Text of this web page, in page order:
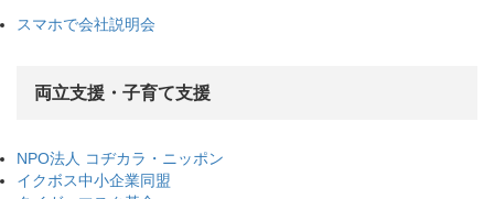
スマホで会社説明会
両立支援・子育て支援
NPO法人 コヂカラ・ニッポン
イクボス中小企業同盟